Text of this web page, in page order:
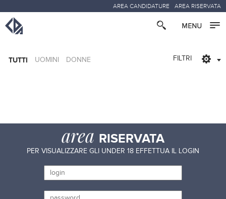
AREA CANDIDATURE AREA RISERVATA
TUTTI UOMINI DONNE FILTRI
area RISERVATA
PER VISUALIZZARE GLI UNDER 18 EFFETTUA IL LOGIN